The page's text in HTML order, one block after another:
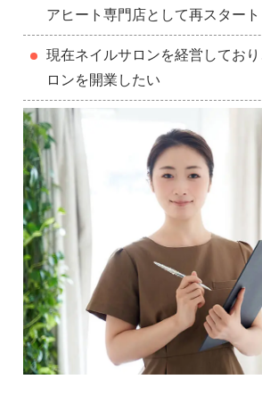
アヒート専門店として再スター
現在ネイルサロンを経営してお
ロンを開業したい